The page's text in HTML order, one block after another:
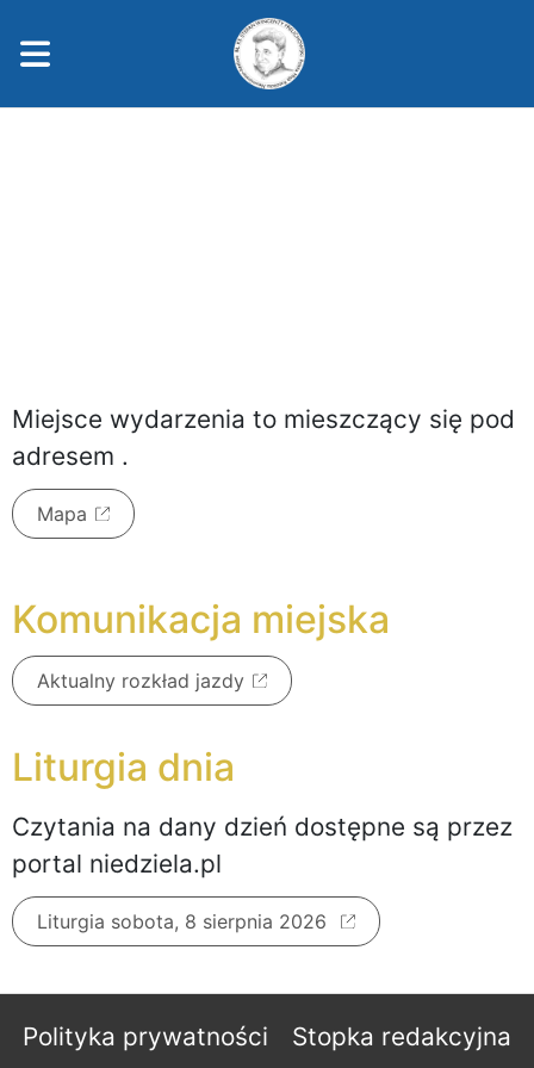
Miejsce wydarzenia to mieszczący się pod
adresem .
Mapa
Komunikacja miejska
Aktualny rozkład jazdy
Liturgia dnia
Czytania na dany dzień dostępne są przez
portal niedziela.pl
Liturgia sobota, 8 sierpnia 2026
Polityka prywatności Stopka redakcyjna